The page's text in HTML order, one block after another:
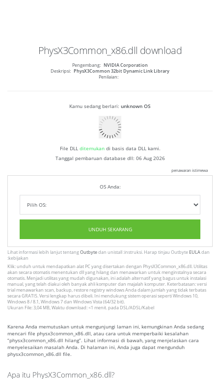
PhysX3Common_x86.dll download
Pengembang: NVIDIA Corporation
Deskripsi: PhysX3Common 32bit Dynamic Link Library
Penilaian:
Kamu sedang berlari: unknown OS
File DLL ditemukandi basis data DLL kami.
Tanggal pembaruan database dll: 06 Aug 2026
penawaran istimewa
OS Anda:
UNDUH SEKARANG
Lihat informasi lebih lanjut tentangOutbytedan unistall :instruksi. Harap tinjau Outbyte EULAdan
:kebijakan
Klik: unduh untuk mendapatkan alat PC yang disertakan dengan PhysX3Common_x86.dll. Utilitas
akan secara otomatis menentukan dll yang hilang dan menawarkan untuk menginstalnya secara
otomatis. Menjadi utilitas yang mudah digunakan, ini adalah alternatif yang bagus untuk instalasi
manual, yang telah diakui oleh banyak ahli komputer dan majalah komputer. Keterbatasan: versi
trial menawarkan scan, backup, restore registry windows Anda dalam jumlah yang tidak terbatas
secara GRATIS. Versi lengkap harus dibeli. Ini mendukung sistem operasi seperti Windows 10,
Windows 8 / 8.1, Windows 7 dan Windows Vista (64/32 bit).
Ukuran File: 3,04 MB, Waktu download: <1 menit. pada DSL/ADSL/Kabel
Karena Anda memutuskan untuk mengunjungi laman ini, kemungkinan Anda sedang
mencari file physx3common_x86.dll, atau cara untuk memperbaiki kesalahan
“physx3common_x86.dll hilang”. Lihat informasi di bawah, yang menjelaskan cara
menyelesaikan masalah Anda. Di halaman ini, Anda juga dapat mengunduh
physx3common_x86.dll file.
Apa itu PhysX3Common_x86.dll?